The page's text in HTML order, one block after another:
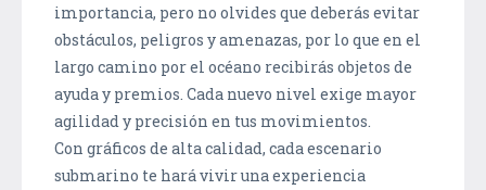
importancia, pero no olvides que deberás evitar
obstáculos, peligros y amenazas, por lo que en el
largo camino por el océano recibirás objetos de
ayuda y premios. Cada nuevo nivel exige mayor
agilidad y precisión en tus movimientos.
Con gráficos de alta calidad, cada escenario
submarino te hará vivir una experiencia